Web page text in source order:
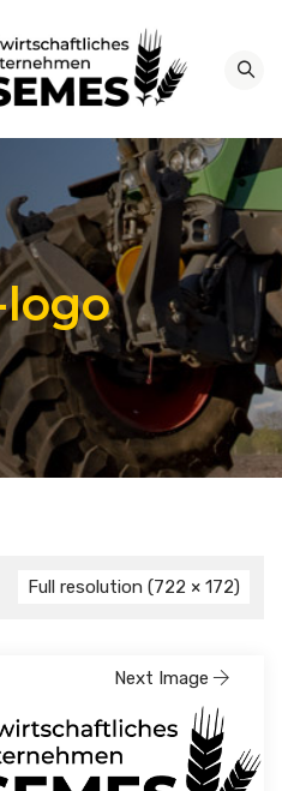
Full resolution (722 × 172)
Next Image